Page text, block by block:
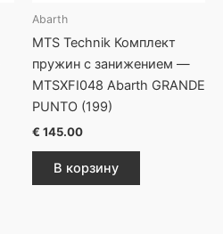
Abarth
MTS Technik Комплект
пружин с занижением —
MTSXFI048 Abarth GRANDE
PUNTO (199)
€ 145.00
В корзину